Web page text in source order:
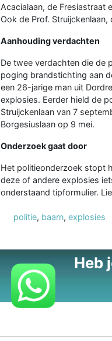
Acacialaan, de
Ook de Prof.
Aanhouding verdachten
De twee verdachten die de
poging brandstichting aan
een 26-jarige man uit
explosies. Eerder hield de
Struijckenlaan van 7
Borgesiuslaan op 9 mei.
Onderzoek gaat door
Het politieonderzoek stopt
deze of andere explosies
onderstaand tipformulier.
politie, baarn, explosies
Heb